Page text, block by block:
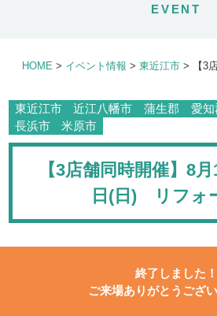
EVENT
HOME > イベント情報 > 東近江市>
【3
東近江市 近江八幡市 蒲生郡 愛知
長浜市
米原市
【3店舗同時開催】8
日(日) リフォ
終了しました！
ご来場ありがとうござい